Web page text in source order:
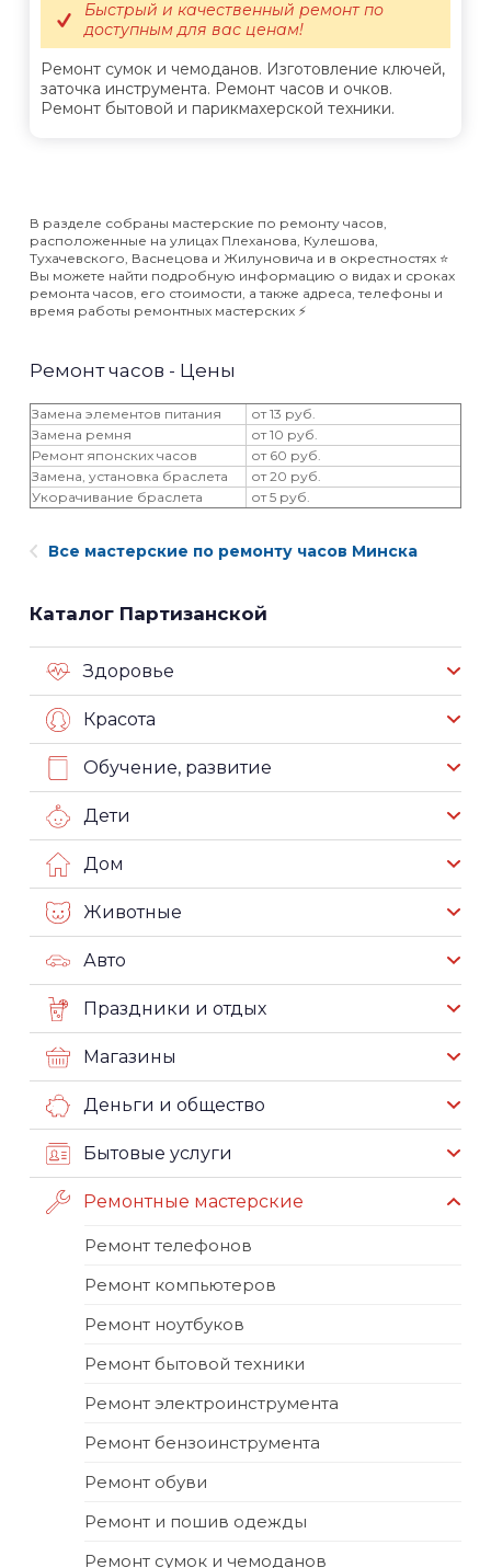
Ремонт сумок и чемоданов. Изготовление ключей,
заточка инструмента. Ремонт часов и очков.
Ремонт бытовой и парикмахерской техники.
Быстрый и качественный ремонт по
доступным для вас ценам!
В разделе собраны мастерские по ремонту часов,
расположенные на улицах Плеханова, Кулешова,
Тухачевского, Васнецова и Жилуновича и в окрестностях ⭐️
Вы можете найти подробную информацию о видах и сроках
ремонта часов, его стоимости, а также адреса, телефоны и
время работы ремонтных мастерских ⚡️
Ремонт часов - Цены
Замена элементов питания
от 13 руб.
Замена ремня
от 10 руб.
Ремонт японских часов
от 60 руб.
Замена, установка браслета
от 20 руб.
Укорачивание браслета
от 5 руб.
Все мастерские по ремонту часов Минска
Каталог Партизанской
Здоровье
Красота
Обучение, развитие
Дети
Дом
Животные
Авто
Праздники и отдых
Магазины
Деньги и общество
Бытовые услуги
Ремонтные мастерские
Ремонт телефонов
Ремонт компьютеров
Ремонт ноутбуков
Ремонт бытовой техники
Ремонт электроинструмента
Ремонт бензоинструмента
Ремонт обуви
Ремонт и пошив одежды
Ремонт сумок и чемоданов